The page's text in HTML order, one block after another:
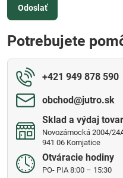
Odoslať
Potrebujete
+421 949 878 590
obchod​@jutro​.sk
Sklad a výdaj
Novozámocká 2004/
941 06 Komjatice
Otváracie hodiny
PO- PIA 8:00 – 15:30